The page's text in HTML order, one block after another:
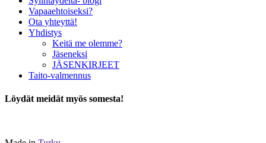
Vapaaehtoiseksi?
Ota yhteyttä!
Yhdistys
Keitä me olemme?
Jäseneksi
JÄSENKIRJEET
Taito-valmennus
Löydät meidät myös somesta!